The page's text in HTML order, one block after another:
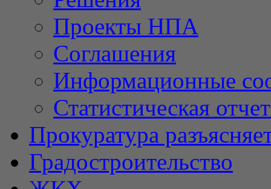
Проекты НПА
Соглашения
Информационные
Статистическая
Прокуратура
Градостроительство